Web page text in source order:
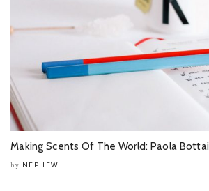
Making Scents Of The World: Paola Bottai
by NEPHEW